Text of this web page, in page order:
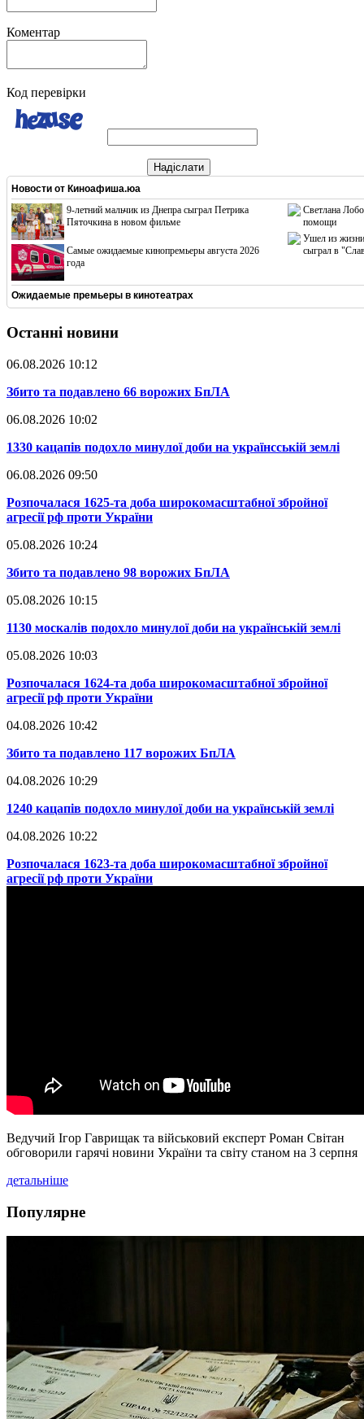
Коментар
Код перевірки
Надіслати
Новости от Киноафиша.юа
9-летний мальчик из Днепра сыграл Петрика
Пяточкина в новом фильме
Cамые ожидаемые кинопремьеры августа 2026
года
Светлана
помощи
Ушел из жизни
сыграл в
Ожидаемые премьеры в кинотеатрах
Останні новини
06.08.2026 10:12
​Збито та подавлено 66 ворожих БпЛА
06.08.2026 10:02
​1330 кацапів подохло минулої доби на українсській землі
06.08.2026 09:50
​Розпочалася 1625-та доба широкомасштабної збройної
агресії рф проти України
05.08.2026 10:24
​Збито та подавлено 98 ворожих БпЛА
05.08.2026 10:15
​1130 москалів подохло минулої доби на українській землі
05.08.2026 10:03
​Розпочалася 1624-та доба широкомасштабної збройної
агресії рф проти України
04.08.2026 10:42
​Збито та подавлено 117 ворожих БпЛА
04.08.2026 10:29
​1240 кацапів подохло минулої доби на українській землі
04.08.2026 10:22
​Розпочалася 1623-та доба широкомасштабної збройної
агресії рф проти України
Ведучий Ігор Гаврищак та військовий експерт Роман Світан
обговорили гарячі новини України та світу станом на 3 серпня
детальніше
Популярне